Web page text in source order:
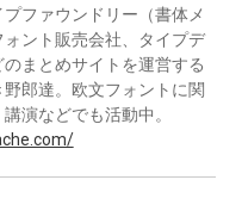
プファウンドリー（書体メ
ォント販売会社、タイプデ
まとめサイトを運営する
郎達。欧文フォントに関
演などでも活動中。